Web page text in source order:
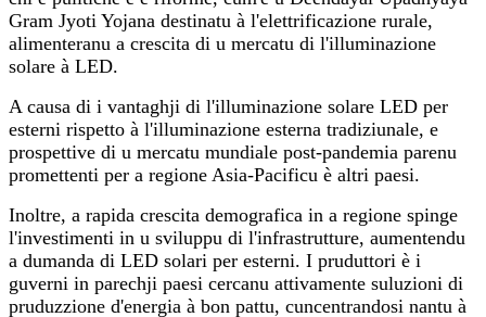
Gram Jyoti Yojana destinatu à l'elettrificazione rurale,
alimenteranu a crescita di u mercatu di l'illuminazione
solare à LED.
A causa di i vantaghji di l'illuminazione solare LED per
esterni rispetto à l'illuminazione esterna tradiziunale, e
prospettive di u mercatu mundiale post-pandemia parenu
promettenti per a regione Asia-Pacificu è altri paesi.
Inoltre, a rapida crescita demografica in a regione spinge
l'investimenti in u sviluppu di l'infrastrutture, aumentendu
a dumanda di LED solari per esterni. I pruduttori è i
guverni in parechji paesi cercanu attivamente suluzioni di
pruduzzione d'energia à bon pattu, cuncentrandosi nantu à